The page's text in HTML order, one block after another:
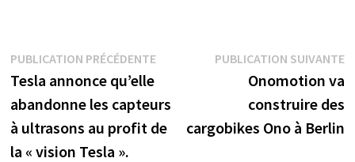
transport
electrive.net
Navigation
de
l’article
PUBLICATION PRÉCÉDENTEPublication
Tesla annonce qu’elle
abandonne les capteurs
à ultrasons au profit de
la « vision Tesla ».
PUBLICATION SUIVANTE
Onomotion va
construire des
cargobikes Ono à Berlin